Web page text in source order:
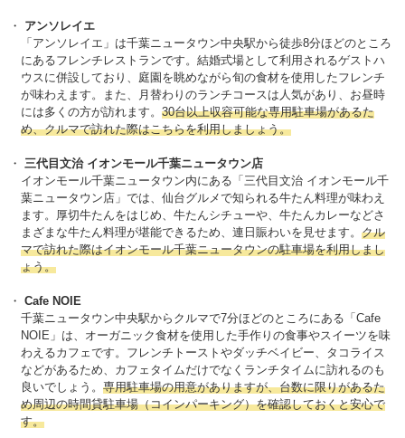
アンソレイエ
「アンソレイエ」は千葉ニュータウン中央駅から徒歩8分ほどのところ
にあるフレンチレストランです。結婚式場として利用されるゲストハ
ウスに併設しており、庭園を眺めながら旬の食材を使用したフレンチ
が味わえます。また、月替わりのランチコースは人気があり、お昼時
には多くの方が訪れます。 30台以上収容可能な専用駐車場があるた
め、クルマで訪れた際はこちらを利用しましょう。
三代目文治 イオンモール千葉ニュータウン店
イオンモール千葉ニュータウン内にある「三代目文治 イオンモール千
葉ニュータウン店」では、仙台グルメで知られる牛たん料理が味わえ
ます。厚切牛たんをはじめ、牛たんシチューや、牛たんカレーなどさ
まざまな牛たん料理が堪能できるため、連日賑わいを見せます。 クル
マで訪れた際はイオンモール千葉ニュータウンの駐車場を利用しまし
ょう。
Cafe NOIE
千葉ニュータウン中央駅からクルマで7分ほどのところにある「Cafe
NOIE」は、オーガニック食材を使用した手作りの食事やスイーツを味
わえるカフェです。フレンチトーストやダッチベイビー、タコライス
などがあるため、カフェタイムだけでなくランチタイムに訪れるのも
良いでしょう。 専用駐車場の用意がありますが、台数に限りがあるた
め周辺の時間貸駐車場（コインパーキング）を確認しておくと安心で
す。